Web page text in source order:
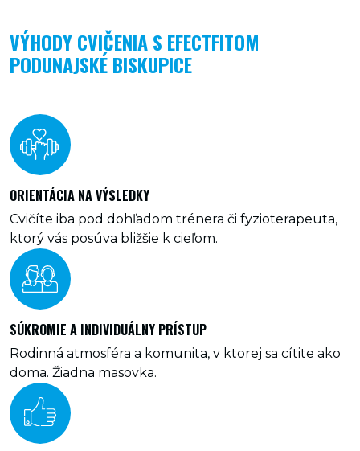
VÝHODY CVIČENIA S EFECTFITOM
PODUNAJSKÉ BISKUPICE
ORIENTÁCIA NA VÝSLEDKY
Cvičíte iba pod dohľadom trénera či fyzioterapeuta,
ktorý vás posúva bližšie k cieľom.
SÚKROMIE A INDIVIDUÁLNY PRÍSTUP
Rodinná atmosféra a komunita, v ktorej sa cítite ako
doma. Žiadna masovka.